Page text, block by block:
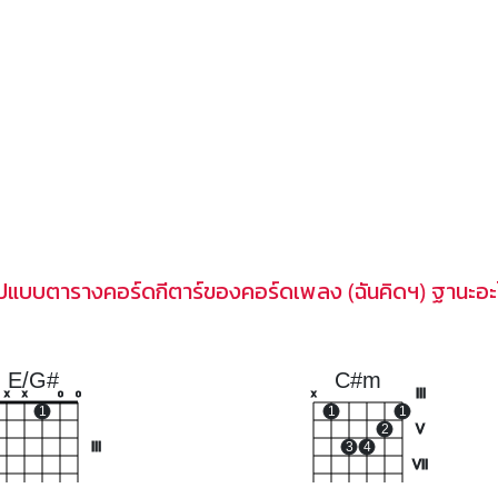
แบบตารางคอร์ดกีตาร์ของคอร์ดเพลง (ฉันคิดฯ) ฐานะอะ
E/G#
x x
1
o o
C#m
V
VII
x
1
3 4
2
1